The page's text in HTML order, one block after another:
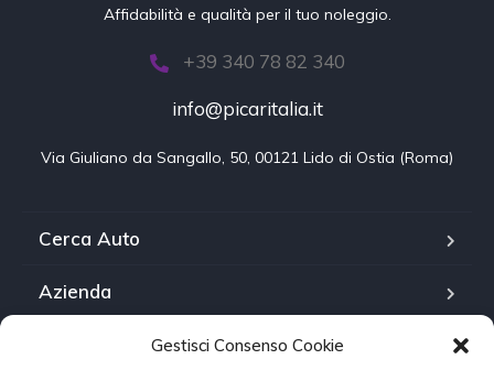
Gestisci Consenso Cookie
Affidabilità e qualità per il tuo noleggio.
+39 340 78 82 340
info@picaritalia.it
Via Giuliano da Sangallo, 50, 00121 Lido di Ostia (Roma)
Cerca Auto
Azienda